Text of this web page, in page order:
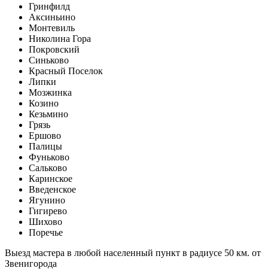
Гринфилд
Аксиньино
Монтевиль
Николина Гора
Покровский
Синьково
Красный Поселок
Липки
Мозжинка
Козино
Кезьмино
Грязь
Ершово
Палицы
Фуньково
Сальково
Каринское
Введенское
Ягунино
Гигирево
Шихово
Поречье
Выезд мастера в любой населенный пункт в радиусе 50 км. от
Звенигорода